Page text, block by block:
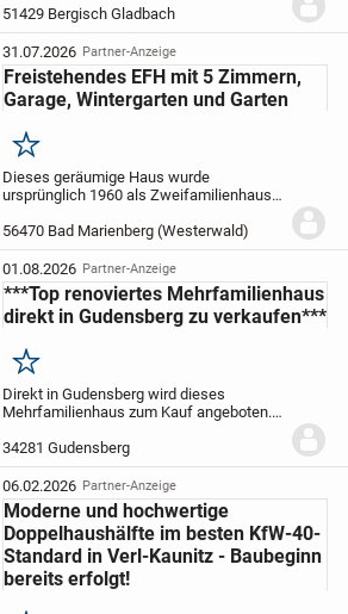
ein großzügiges Gelände mit 3.806 m2
Grundstück. Davon 775 m2 Bauland, 2490
m2 Grünland, 541 m2 Wald.
51429 Bergisch Gladbach
31.07.2026 Partner-Anzeige
Freistehendes EFH mit 5 Zimmern,
Garage, Wintergarten und Garten
Merken
Dieses geräumige Haus wurde
ursprünglich 1960 als Zweifamilienhaus
gebaut, dann aber nur als Einfamilienhaus
genutzt. Es können durchaus wieder zwei
Wohnungen...
56470 Bad Marienberg (Westerwald)
01.08.2026 Partner-Anzeige
***Top renoviertes Mehrfamilienhaus
direkt in Gudensberg zu verkaufen***
Merken
Direkt in Gudensberg wird dieses
Mehrfamilienhaus zum Kauf angeboten.
komplett neu saniert und renoviert. Im
Haupteingang befinden sich 2
Wohnungen. Die große Wohnung...
34281 Gudensberg
06.02.2026 Partner-Anzeige
Moderne und hochwertige
Doppelhaushälfte im besten KfW-40-
Standard in Verl-Kaunitz - Baubeginn
bereits erfolgt!